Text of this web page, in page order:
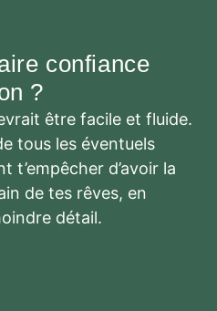
confiance
?
être facile et fluide.
tous les éventuels
t’empêcher d’avoir la
de tes rêves, en
détail.